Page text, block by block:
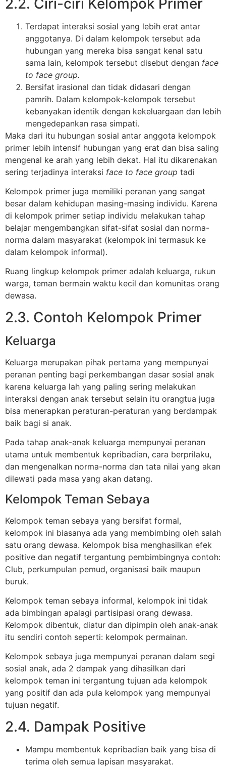
Terdapat interaksi sosial yang lebih erat antar
anggotanya. Di dalam kelompok tersebut ada
hubungan yang mereka bisa sangat kenal satu
sama lain, kelompok tersebut disebut dengan face
to face group.
Bersifat irasional dan tidak didasari dengan
pamrih. Dalam kelompok-kelompok tersebut
kebanyakan identik dengan kekeluargaan dan lebih
mengedepankan rasa simpati.
Maka dari itu hubungan sosial antar anggota kelompok
primer lebih intensif hubungan yang erat dan bisa saling
mengenal ke arah yang lebih dekat. Hal itu dikarenakan
sering terjadinya interaksi face to face group tadi
Kelompok primer juga memiliki peranan yang sangat
besar dalam kehidupan masing-masing individu. Karena
di kelompok primer setiap individu melakukan tahap
belajar mengembangkan sifat-sifat sosial dan norma-
norma dalam masyarakat (kelompok ini termasuk ke
dalam kelompok informal).
Ruang lingkup kelompok primer adalah keluarga, rukun
warga, teman bermain waktu kecil dan komunitas orang
dewasa.
2.3. Contoh Kelompok Primer
Keluarga
Keluarga merupakan pihak pertama yang mempunyai
peranan penting bagi perkembangan dasar sosial anak
karena keluarga lah yang paling sering melakukan
interaksi dengan anak tersebut selain itu orangtua juga
bisa menerapkan peraturan-peraturan yang berdampak
baik bagi si anak.
Pada tahap anak-anak keluarga mempunyai peranan
utama untuk membentuk kepribadian, cara berprilaku,
dan mengenalkan norma-norma dan tata nilai yang akan
dilewati pada masa yang akan datang.
Kelompok Teman Sebaya
Kelompok teman sebaya yang bersifat formal,
kelompok ini biasanya ada yang membimbing oleh salah
satu orang dewasa. Kelompok bisa menghasilkan efek
positive dan negatif tergantung pembimbingnya contoh:
Club, perkumpulan pemud, organisasi baik maupun
buruk.
Kelompok teman sebaya informal, kelompok ini tidak
ada bimbingan apalagi partisipasi orang dewasa.
Kelompok dibentuk, diatur dan dipimpin oleh anak-anak
itu sendiri contoh seperti: kelompok permainan.
Kelompok sebaya juga mempunyai peranan dalam segi
sosial anak, ada 2 dampak yang dihasilkan dari
kelompok teman ini tergantung tujuan ada kelompok
yang positif dan ada pula kelompok yang mempunyai
tujuan negatif.
2.4. Dampak Positive
Mampu membentuk kepribadian baik yang bisa di
terima oleh semua lapisan masyarakat.